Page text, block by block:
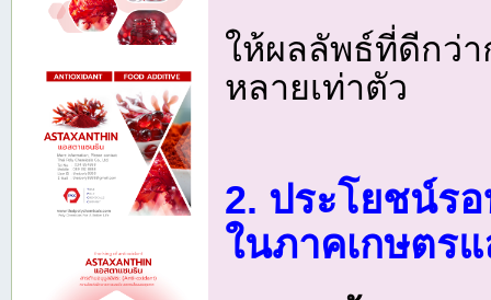
ให้ผลลัพธ์ที่ดีกว่
หลายเท่าตัว
2. ประโยชน์ร
ในภาคเกษตร